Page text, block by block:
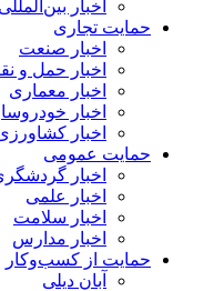
اخبار بین‌المللی
حمایت تجاری
اخبار صنعت
اخبار حمل و
اخبار معماری
اخبار
اخبار
حمایت عمومی
اخبار
اخبار علمی
اخبار سلامت
اخبار مدارس
حمایت از کسب‌وکار
آبان دیلی